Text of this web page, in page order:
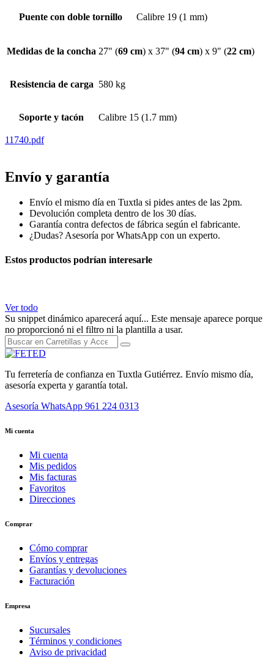
Puente con doble tornillo Calibre 19 (1 mm)
Medidas de la concha 27" (69 cm) x 37" (94 cm) x 9" (22 cm)
Resistencia de carga 580 kg
Soporte y tacón Calibre 15 (1.7 mm)
11740.pdf
Envío y garantía
Envío el mismo día en Tuxtla si pides antes de las 2pm.
Devolución completa dentro de los 30 días.
Garantía contra defectos de fábrica según el fabricante.
¿Dudas? Asesoría por WhatsApp con un experto.
Estos productos podrían interesarle
Ver todo
Su snippet dinámico aparecerá aquí... Este mensaje aparece porque
no proporcionó ni el filtro ni la plantilla a usar.
Tu ferretería de confianza en Tuxtla Gutiérrez. Envío mismo día,
asesoría experta y garantía total.
Asesoría WhatsApp 961 224 0313
Mi cuenta
Mi cuenta
Mis pedidos
Mis facturas
Favoritos
Direcciones
Comprar
Cómo comprar
Envíos y entregas
Garantías y devoluciones
Facturación
Empresa
Sucursales
Términos y condiciones
Aviso de privacidad